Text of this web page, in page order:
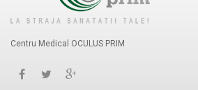
Centru Medical OCULUS PRIM